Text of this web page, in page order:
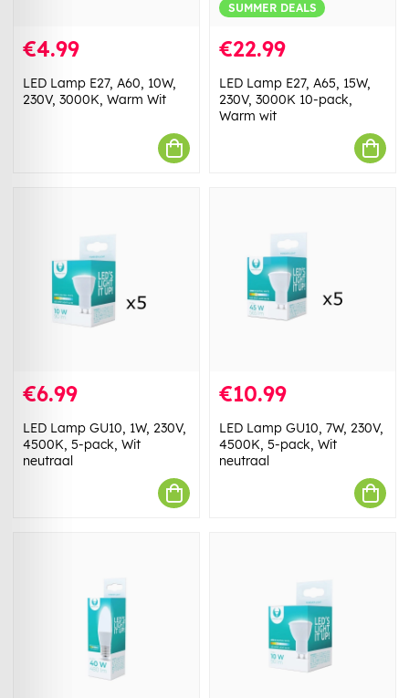
€4.99
LED Lamp E27, A60, 10W,
230V, 3000K, Warm Wit
SUMMER DEALS
€22.99
LED Lamp E27, A65, 15W,
230V, 3000K 10-pack,
Warm wit
€6.99
LED Lamp GU10, 1W, 230V,
4500K, 5-pack, Wit
neutraal
€10.99
LED Lamp GU10, 7W, 230V,
4500K, 5-pack, Wit
neutraal